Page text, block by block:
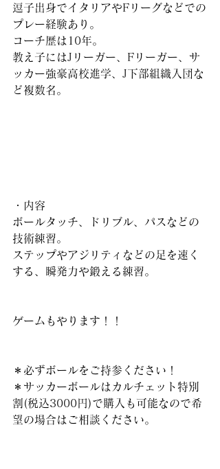
逗子出身でイタリアやFリーグなどでの
プレー経験あり。
コーチ歴は10年。
教え子にはJリーガー、Fリーガー、サ
ッカー強豪高校進学、J下部組織入団な
ど複数名。
・内容
ボールタッチ、ドリブル、パスなどの
技術練習。
ステップやアジリティなどの足を速く
する、瞬発力や鍛える練習。
ゲームもやります！！
＊必ずボールをご持参ください！
＊サッカーボールはカルチェット特別
割(税込3000円)で購入も可能なので希
望の場合はご相談ください。